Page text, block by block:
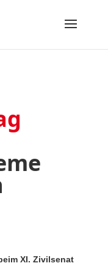
XI. Zivilsenat